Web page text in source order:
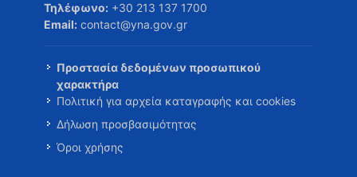
Τηλέφωνο: +30 213 137 1700
Email: contact@yna.gov.gr
Προστασία δεδομένων προσωπικού
χαρακτήρα
Πολιτική για αρχεία καταγραφής και cookies
Δήλωση προσβασιμότητας
Όροι χρήσης